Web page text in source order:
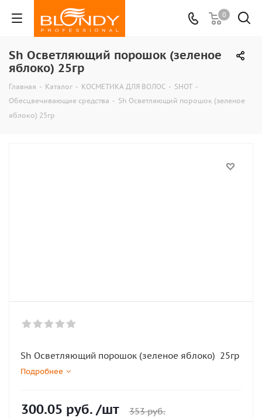
0
Sh Осветляющий порошок (зеленое
яблоко) 25гр
Главная - Каталог - КОСМЕТИКА ДЛЯ ВОЛОС - SHOT -
Обесцвечивающие средства - Sh Осветляющий порошок (зеленое
яблоко) 25гр
Sh Осветляющий порошок (зеленое яблоко) 25гр
Подробнее
300.05 руб. /шт 353руб.